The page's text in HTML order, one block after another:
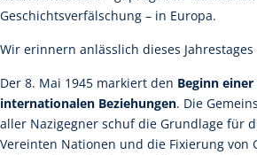
Geschichtsverfälschung – in Europa.
Wir erinnern anlässlich dieses
Der 8. Mai 1945 markiert den Beginn
internationalen Beziehungen. Die
aller Nazigegner schuf die Grundlage für
Vereinten Nationen und die Fixierung von